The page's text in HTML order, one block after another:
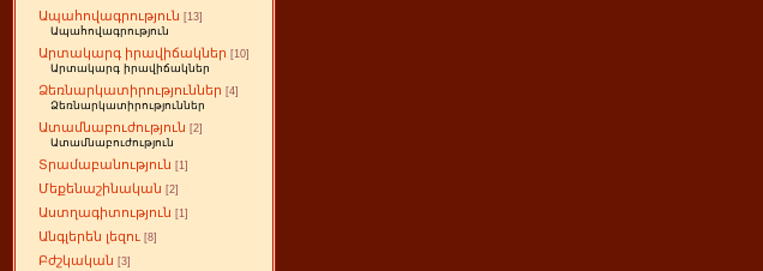
Ապահովագրություն [13]
Ապահովագրություն
Արտակարգ իրավիճակներ [10]
Արտակարգ իրավիճակներ
Ձեռնարկատիրություններ [4]
Ձեռնարկատիրություններ
Ատամնաբուժություն [2]
Ատամնաբուժություն
Տրամաբանություն [1]
Մեքենաշինական [2]
Աստղագիտություն [1]
Անգլերեն լեզու [8]
Բժշկական [3]